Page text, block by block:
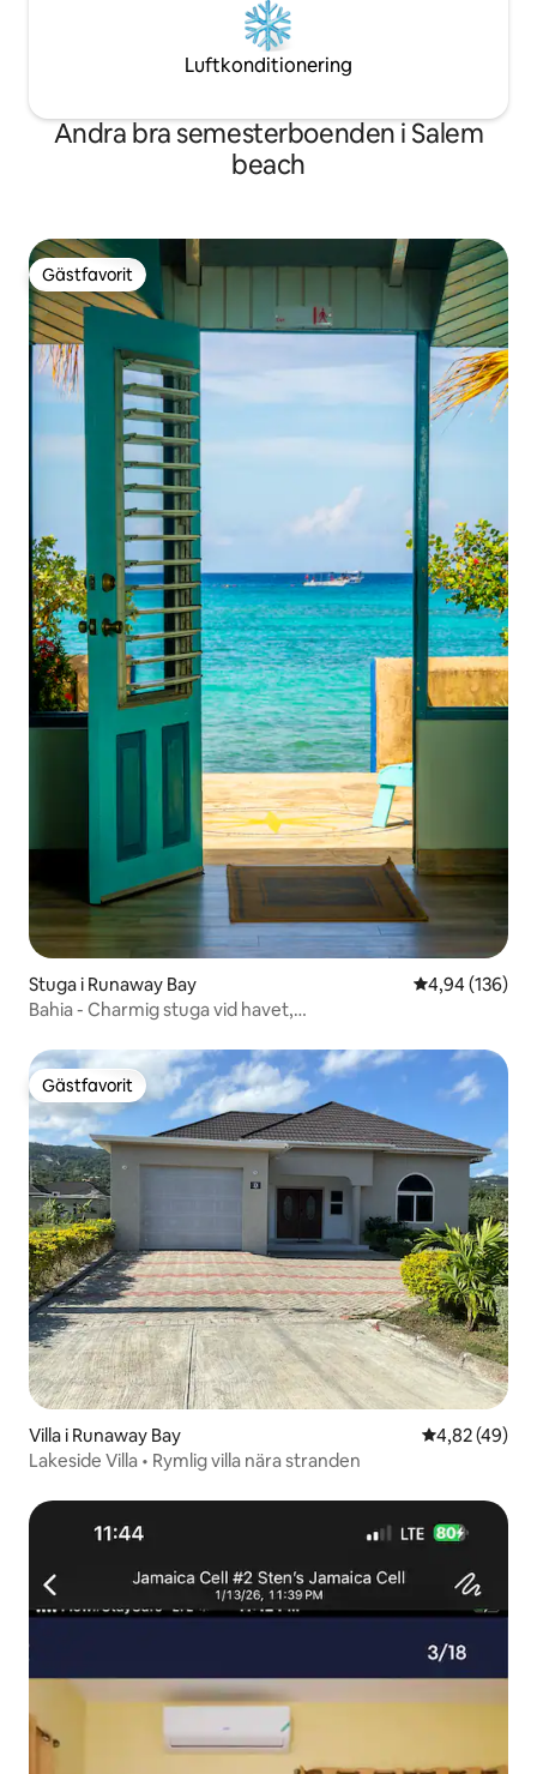
Luftkonditionering
Andra bra semesterboenden i Salem
beach
Gästfavorit
Gästfavorit
Stuga i Runaway Bay 4,94 av 5 i
4,94 (136)
Bahia - Charmig stuga vid havet,
Gästfavorit
Gästfavorit
Villa i Runaway Bay 4,82 av 5 i
4,82 (49)
Lakeside Villa • Rymlig villa nära stranden